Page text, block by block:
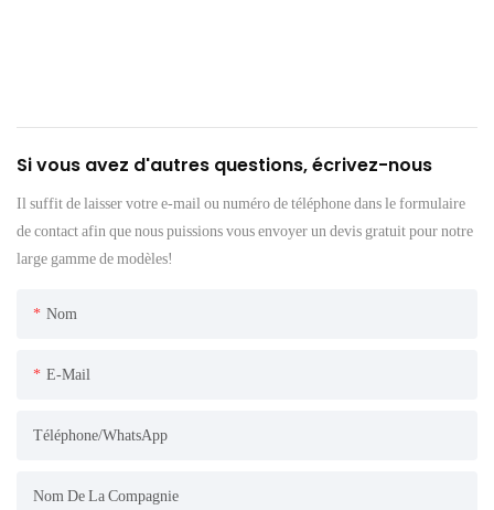
Si vous avez d'autres questions, écrivez-nous
Il suffit de laisser votre e-mail ou numéro de téléphone dans le formulaire
de contact afin que nous puissions vous envoyer un devis gratuit pour notre
large gamme de modèles!
Nom
E-Mail
Téléphone/WhatsApp
Nom De La Compagnie